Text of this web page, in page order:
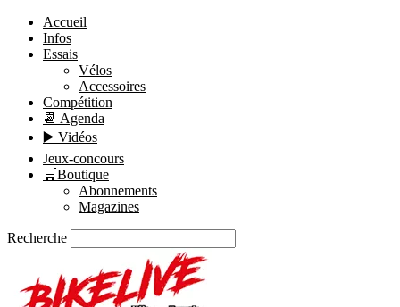
Accueil
Infos
Essais
Vélos
Accessoires
Compétition
📆 Agenda
▶️ Vidéos
Jeux-concours
🛒Boutique
Abonnements
Magazines
Recherche